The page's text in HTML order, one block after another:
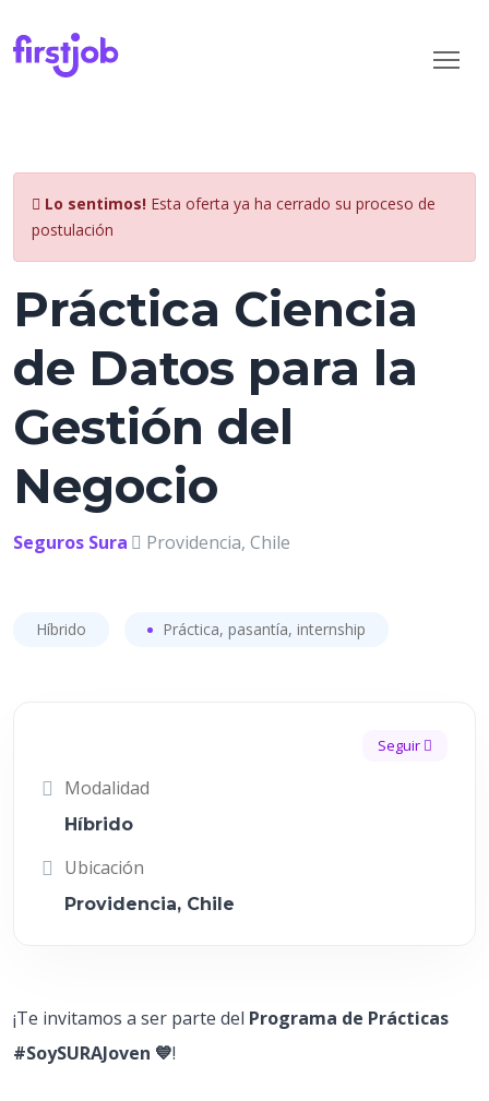
Lo sentimos! Esta oferta ya ha cerrado su proceso de
postulación
Práctica Ciencia
de Datos para la
Gestión del
Negocio
Seguros Sura Providencia, Chile
Híbrido Práctica, pasantía, internship
Seguir
Modalidad
Híbrido
Ubicación
Providencia, Chile
¡Te invitamos a ser parte del Programa de Prácticas
#SoySURAJoven 💙!